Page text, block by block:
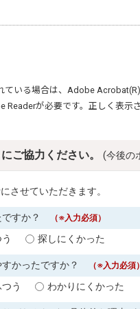
いる場合は、 Adobe Acrobat(R)
Readerが必要です。正しく表示